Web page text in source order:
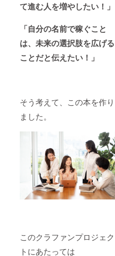
て進む人を増やしたい！」
「自分の名前で稼ぐこと
は、未来の選択肢を広げる
ことだと伝えたい！」
そう考えて、この本を作り
ました。
このクラファンプロジェク
トにあたっては